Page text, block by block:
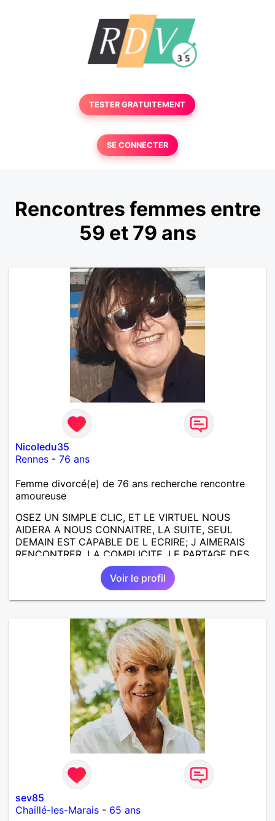
TESTER GRATUITEMENT
SE CONNECTER
Rencontres femmes entre
59 et 79 ans
Nicoledu35
Rennes - 76 ans
Femme divorcé(e) de 76 ans recherche rencontre
amoureuse
OSEZ UN SIMPLE CLIC, ET LE VIRTUEL NOUS
AIDERA A NOUS CONNAITRE, LA SUITE, SEUL
DEMAIN EST CAPABLE DE L ECRIRE; J AIMERAIS
RENCONTRER, LA COMPLICITE, LE PARTAGE DES
BELLES CHOSES DE LA VIE : BALADES, VOYAGES
EN FRANCE OU AILLEURS. ETRE A L ECOUTE DE L
AUTRE, ET LA VIE SERA PLUS BELLE
ENCORE.....................
Voir le profil
sev85
Chaillé-les-Marais - 65 ans